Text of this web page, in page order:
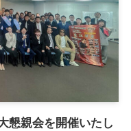
懇親会を開催いたし